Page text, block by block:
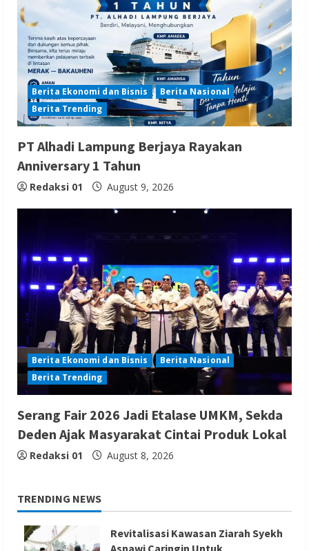
Berita Ekonomi dan Bisnis
Berita Nasional
Berita Trending
PT Alhadi Lampung Berjaya Rayakan
Anniversary 1 Tahun
Redaksi 01 August 9, 2026
Berita Ekonomi dan Bisnis
Berita Nasional
Berita Trending
Serang Fair 2026 Jadi Etalase UMKM, Sekda
Deden Ajak Masyarakat Cintai Produk Lokal
Redaksi 01 August 8, 2026
TRENDING NEWS
Revitalisasi Kawasan Ziarah Syekh